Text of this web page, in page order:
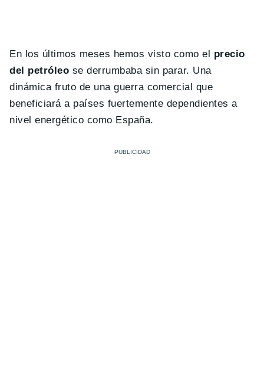
En los últimos meses hemos visto como el precio
del petróleo se derrumbaba sin parar. Una
dinámica fruto de una guerra comercial que
beneficiará a países fuertemente dependientes a
nivel energético como España.